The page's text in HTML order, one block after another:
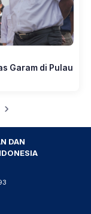
Garam di Pulau
DAN